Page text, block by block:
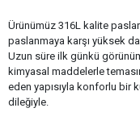
Ürünümüz 316L kalite
paslanmaya karşı yüksek
Uzun süre ilk günkü
kimyasal maddelerle
eden yapısıyla konforlu bir
dileğiyle.